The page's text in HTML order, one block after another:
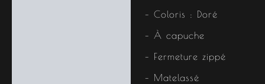
– Coloris : Doré
– À capuche
– Fermeture zippé
– Matelassé